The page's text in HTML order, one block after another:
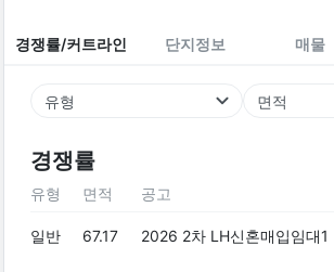
경쟁률/커트라인 단지정보 매물
유형 면적
경쟁률
유형 면적 공고
일반 67.17 2026 2차 LH신혼매입임대1